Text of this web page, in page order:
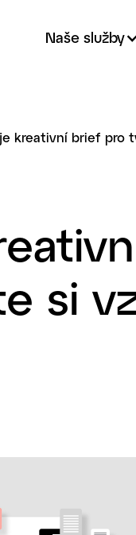
Naše služby
kreativní brief pro
si